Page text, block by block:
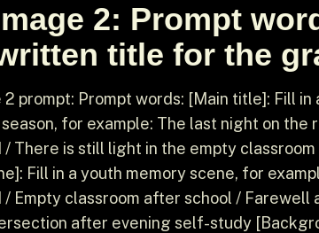
2: Prompt
title for the
2 prompt: Prompt words: [Main title]: Fill
for example: The last night on the
There is still light in the empty
Fill in a youth memory scene, for
/ Empty classroom after school / Farewell
after evening self-study